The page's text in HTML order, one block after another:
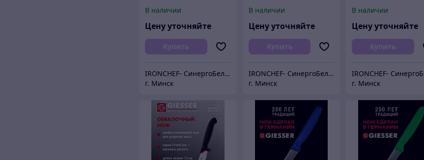
Сантоку 18 см
В наличии
Цену уточняйте
Купить
IRONCHEF- СинергоБелСервис (для юр.лиц)
г. Минск
В наличии
Цену уточняйте
Купить
IRONCHEF- СинергоБелСервис (для юр.лиц)
г. Минск
В наличии
Цену уточняйте
Купить
г. Минск